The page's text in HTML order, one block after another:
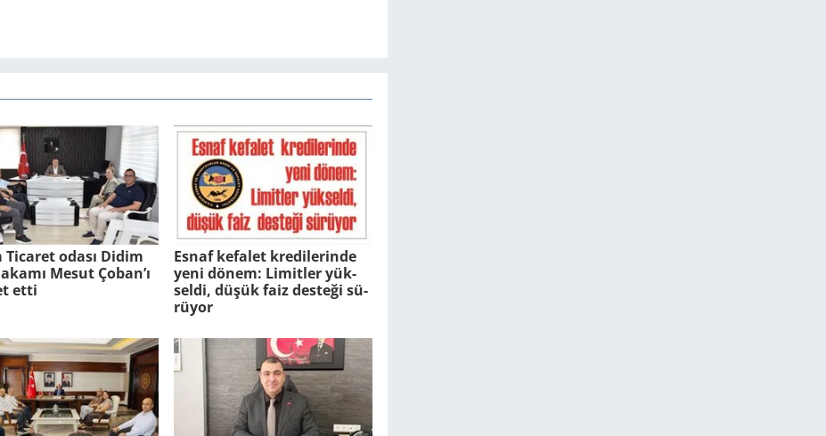
Ticaret odası Didim
Mesut Çoban’ı
etti
Esnaf ke­fa­let kre­di­le­rin­de
yeni dönem: Li­mit­ler yük­
sel­di, düşük faiz des­te­ği sü­
rü­yor